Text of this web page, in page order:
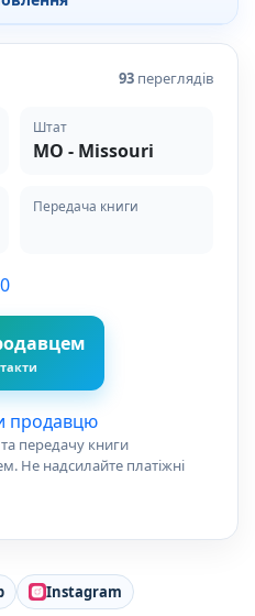
проза
філософія
Фінанси
93переглядів
Штат
MO - Missouri
Передача книги
продавцю
передачу книги
Не надсилайте платіжні
Instagram